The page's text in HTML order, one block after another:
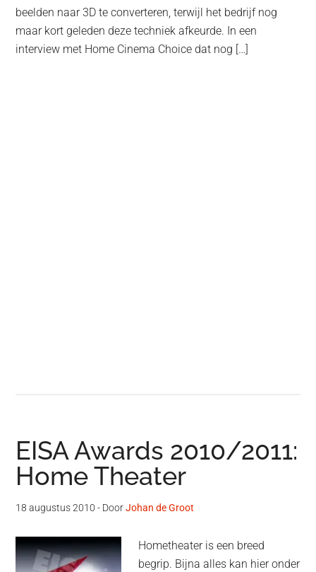
beelden naar 3D te converteren, terwijl het bedrijf nog
maar kort geleden deze techniek afkeurde. In een
interview met Home Cinema Choice dat nog […]
EISA Awards 2010/2011:
Home Theater
18 augustus 2010 - DoorJohan de Groot
Hometheater is een breed
begrip. Bijna alles kan hier onder